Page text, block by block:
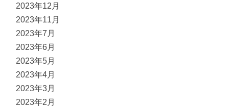
2023年12月
2023年11月
2023年7月
2023年6月
2023年5月
2023年4月
2023年3月
2023年2月